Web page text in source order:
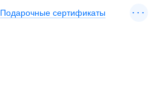
Подарочные сертификаты ...